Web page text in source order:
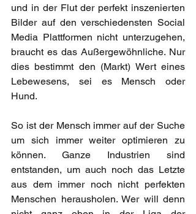
und in der Flut der perfekt inszenierten
Bilder auf den verschiedensten Social
Media Plattformen nicht unterzugehen,
braucht es das Außergewöhnliche. Nur
dies bestimmt den (Markt) Wert eines
Lebewesens, sei es Mensch oder
Hund.
So ist der Mensch immer auf der Suche
um sich immer weiter optimieren zu
können. Ganze Industrien sind
entstanden, um auch noch das Letzte
aus dem immer noch nicht perfekten
Menschen herausholen. Wer will denn